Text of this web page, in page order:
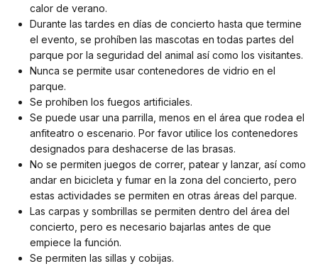
calor de verano.
Durante las tardes en días de concierto hasta que termine
el evento, se prohíben las mascotas en todas partes del
parque por la seguridad del animal así como los visitantes.
Nunca se permite usar contenedores de vidrio en el
parque.
Se prohíben los fuegos artificiales.
Se puede usar una parrilla, menos en el área que rodea el
anfiteatro o escenario. Por favor utilice los contenedores
designados para deshacerse de las brasas.
No se permiten juegos de correr, patear y lanzar, así como
andar en bicicleta y fumar en la zona del concierto, pero
estas actividades se permiten en otras áreas del parque.
Las carpas y sombrillas se permiten dentro del área del
concierto, pero es necesario bajarlas antes de que
empiece la función.
Se permiten las sillas y cobijas.